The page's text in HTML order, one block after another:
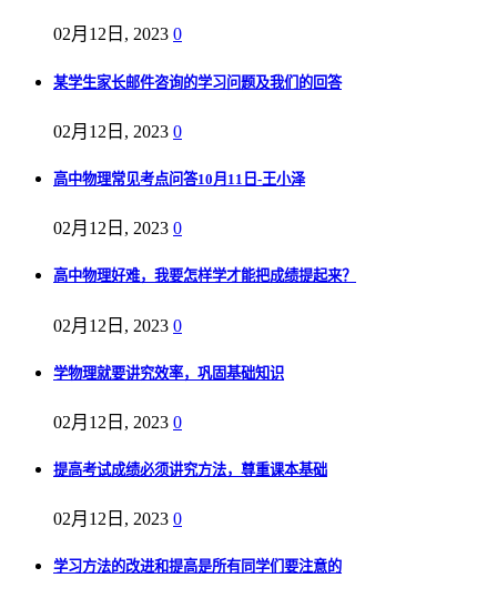
02月12日, 2023 0
某学生家长邮件咨询的学习问题及我们的回答
02月12日, 2023 0
高中物理常见考点问答10月11日-王小泽
02月12日, 2023 0
高中物理好难，我要怎样学才能把成绩提起来？
02月12日, 2023 0
学物理就要讲究效率，巩固基础知识
02月12日, 2023 0
提高考试成绩必须讲究方法，尊重课本基础
02月12日, 2023 0
学习方法的改进和提高是所有同学们要注意的